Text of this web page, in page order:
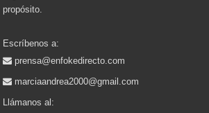
propósito.
Escríbenos a:
prensa@enfokedirecto.com
marciaandrea2000@gmail.com
Llámanos al: